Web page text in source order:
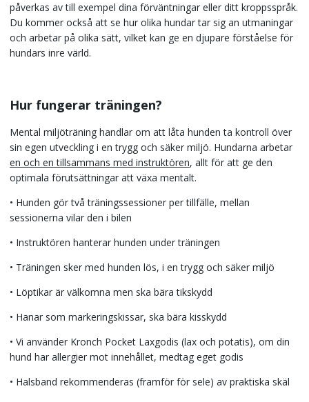
påverkas av till exempel dina förväntningar eller ditt kroppsspråk.
Du kommer också att se hur olika hundar tar sig an utmaningar
och arbetar på olika sätt, vilket kan ge en djupare förståelse för
hundars inre värld.
Hur fungerar träningen?
Mental miljöträning handlar om att låta hunden ta kontroll över
sin egen utveckling i en trygg och säker miljö. Hundarna arbetar
en och en tillsammans med instruktören, allt för att ge den
optimala förutsättningar att växa mentalt.
• Hunden gör två träningssessioner per tillfälle, mellan
sessionerna vilar den i bilen
• Instruktören hanterar hunden under träningen
• Träningen sker med hunden lös, i en trygg och säker miljö
• Löptikar är välkomna men ska bära tikskydd
• Hanar som markeringskissar, ska bära kisskydd
• Vi använder Kronch Pocket Laxgodis (lax och potatis), om din
hund har allergier mot innehållet, medtag eget godis
• Halsband rekommenderas (framför för sele) av praktiska skäl